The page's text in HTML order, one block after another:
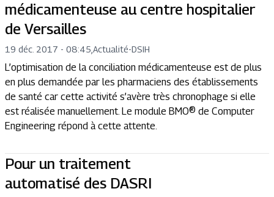
médicamenteuse au centre hospitalier
de Versailles
19 déc. 2017 - 08:45 Actualité-DSIH
L’optimisation de la conciliation médicamenteuse est de plus
en plus demandée par les pharmaciens des établissements
de santé car cette activité s’avère très chronophage si elle
est réalisée manuellement. Le module BMO® de Computer
Engineering répond à cette attente.
Pour un traitement
automatisé des DASRI